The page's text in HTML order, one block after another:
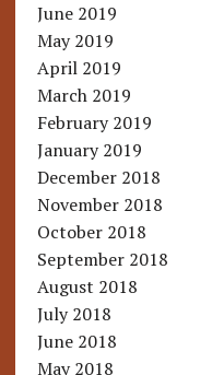
June 2019
May 2019
April 2019
March 2019
February 2019
January 2019
December 2018
November 2018
October 2018
September 2018
August 2018
July 2018
June 2018
May 2018